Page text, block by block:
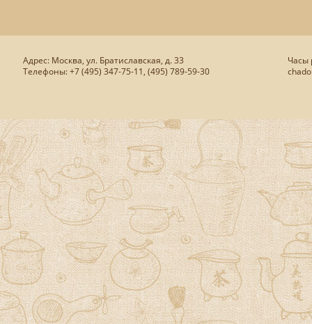
Адрес: Москва, ул. Братиславская, д. 33
Телефоны: +7 (495) 347-75-11, (495) 789-59-30
Часы